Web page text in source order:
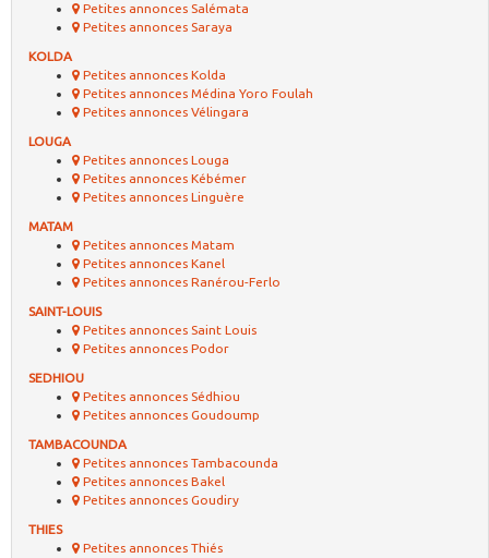
Petites annonces Salémata
Petites annonces Saraya
KOLDA
Petites annonces Kolda
Petites annonces Médina Yoro Foulah
Petites annonces Vélingara
LOUGA
Petites annonces Louga
Petites annonces Kébémer
Petites annonces Linguère
MATAM
Petites annonces Matam
Petites annonces Kanel
Petites annonces Ranérou-Ferlo
SAINT-LOUIS
Petites annonces Saint Louis
Petites annonces Podor
SEDHIOU
Petites annonces Sédhiou
Petites annonces Goudoump
TAMBACOUNDA
Petites annonces Tambacounda
Petites annonces Bakel
Petites annonces Goudiry
THIES
Petites annonces Thiés